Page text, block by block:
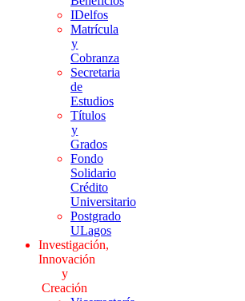
IDelfos
Matrícula
y
Cobranza
Secretaria
de
Estudios
Títulos
y
Grados
Fondo
Solidario
Crédito
Universitario
Postgrado
ULagos
Investigación,
Innovación
y
Creación